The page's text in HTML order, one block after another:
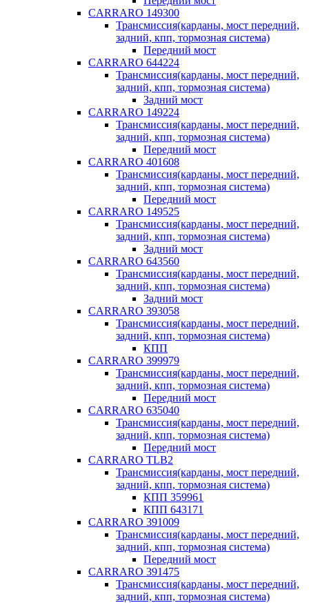
CARRARO 149300
Трансмиссия(карданы, мост передний,
задний, кпп, тормозная система)
Передний мост
CARRARO 644224
Трансмиссия(карданы, мост передний,
задний, кпп, тормозная система)
Задний мост
CARRARO 149224
Трансмиссия(карданы, мост передний,
задний, кпп, тормозная система)
Передний мост
CARRARO 401608
Трансмиссия(карданы, мост передний,
задний, кпп, тормозная система)
Передний мост
CARRARO 149525
Трансмиссия(карданы, мост передний,
задний, кпп, тормозная система)
Задний мост
CARRARO 643560
Трансмиссия(карданы, мост передний,
задний, кпп, тормозная система)
Задний мост
CARRARO 393058
Трансмиссия(карданы, мост передний,
задний, кпп, тормозная система)
КПП
CARRARO 399979
Трансмиссия(карданы, мост передний,
задний, кпп, тормозная система)
Передний мост
CARRARO 635040
Трансмиссия(карданы, мост передний,
задний, кпп, тормозная система)
Передний мост
CARRARO TLB2
Трансмиссия(карданы, мост передний,
задний, кпп, тормозная система)
КПП 359961
КПП 643171
CARRARO 391009
Трансмиссия(карданы, мост передний,
задний, кпп, тормозная система)
Передний мост
CARRARO 391475
Трансмиссия(карданы, мост передний,
задний, кпп, тормозная система)